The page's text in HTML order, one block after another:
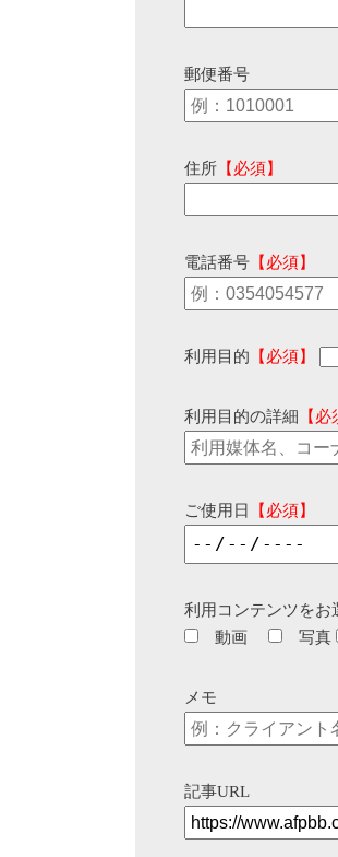
郵便番号
住所 【必須】
電話番号 【必須】
利用目的 【必須】
利用目的の詳細 【必
ご使用日 【必須】
利用コンテンツをお
動画
写真
メモ
記事URL